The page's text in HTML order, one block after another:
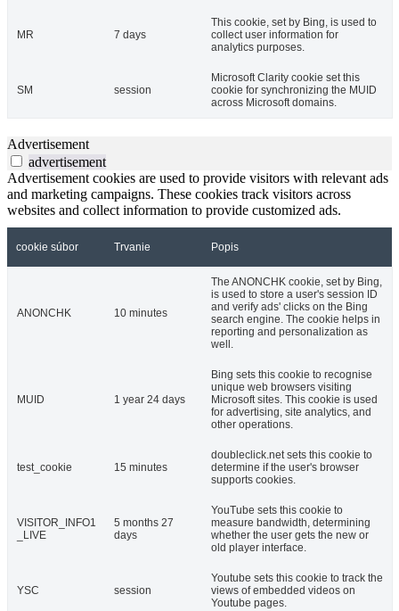
MR 7 days
This cookie, set by Bing, is used to
collect user information for
analytics purposes.
SM session
Microsoft Clarity cookie set this
cookie for synchronizing the MUID
across Microsoft domains.
Advertisement
advertisement
Advertisement cookies are used to provide visitors with relevant ads
and marketing campaigns. These cookies track visitors across
websites and collect information to provide customized ads.
cookie súbor Trvanie Popis
ANONCHK 10 minutes
The ANONCHK cookie, set by Bing,
is used to store a user's session ID
and verify ads' clicks on the Bing
search engine. The cookie helps in
reporting and personalization as
well.
MUID 1 year 24 days
Bing sets this cookie to recognise
unique web browsers visiting
Microsoft sites. This cookie is used
for advertising, site analytics, and
other operations.
test_cookie 15 minutes
doubleclick.net sets this cookie to
determine if the user's browser
supports cookies.
VISITOR_INFO1
_LIVE
5 months 27
days
YouTube sets this cookie to
measure bandwidth, determining
whether the user gets the new or
old player interface.
YSC session
Youtube sets this cookie to track the
views of embedded videos on
Youtube pages.